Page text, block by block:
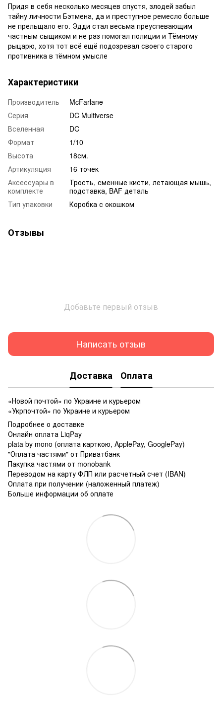
Придя в себя несколько месяцев спустя, злодей забыл
тайну личности Бэтмена, да и преступное ремесло больше
не прельщало его. Эдди стал весьма преуспевающим
частным сыщиком и не раз помогал полиции и Тёмному
рыцарю, хотя тот всё ещё подозревал своего старого
противника в тёмном умысле
Характеристики
Производитель
McFarlane
Серия
DC Multiverse
Вселенная
DC
Формат
1/10
Высота
18см.
Артикуляция
16 точек
Аксессуары в
комплекте
Трость, сменные кисти, летающая мышь,
подставка, BAF деталь
Тип упаковки
Коробка с окошком
Отзывы
Добавьте первый отзыв
Написать отзыв
Доставка Оплата
«Новой почтой» по Украине и курьером
«Укрпочтой» по Украине и курьером
Подробнее о доставке
Онлайн оплата LiqPay
plata by mono (оплата карткою, ApplePay, GooglePay)
"Оплата частями" от Приватбанк
Пакупка частями от monobank
Переводом на карту ФЛП или расчетный счет (IBAN)
Оплата при получении (наложенный платеж)
Больше информации об оплате